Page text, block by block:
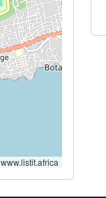
www.listit.africa